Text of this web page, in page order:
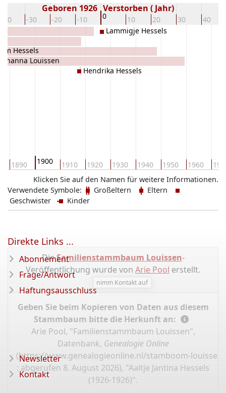
-40 -30 -20 -10 0 10 20 30 40
Geboren 1926 Verstorben ( Jahr)
1890 1900 1910 1920 1930 1940 1950 1960
Hessels
Johanna Louissen
Hendrika Hessels
Lammigje Hessels
Klicken Sie auf den Namen für weitere Informationen.
Verwendete Symbole:
Großeltern
Eltern
Geschwister
Kinder
DieFamilienstammbaum Louissen-
Veröffentlichung wurde von Arie Pool erstellt.
nimm Kontakt auf
Geben Sie beim Kopieren von Daten aus diesem
Stammbaum bitte die Herkunft an:
Arie Pool, "Familienstammbaum Louissen",
Datenbank, Genealogie Online
(https://www.genealogieonline.nl/stamboom-
: abgerufen 8. August 2026), "Aaltje Jantina Hessels
(1926-1926)".
Direkte Links ...
Abonnement
Frage/Antwort
Haftungsausschluss
Newsletter
Kontakt